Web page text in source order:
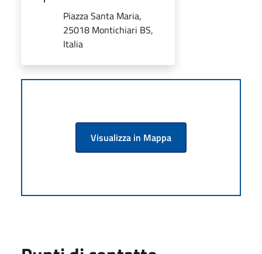
Piazza Santa Maria,
25018 Montichiari BS,
Italia
Visualizza in Mappa